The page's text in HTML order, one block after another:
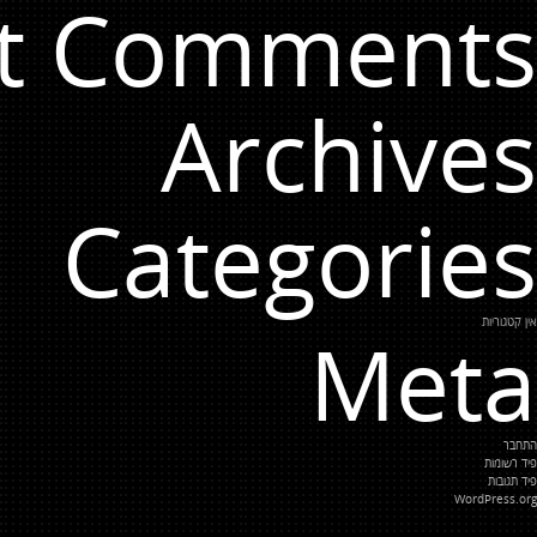
Comments
Archives
Categories
אין קטגוריות
Meta
התחבר
פיד רשומות
פיד תגובות
WordPress.org